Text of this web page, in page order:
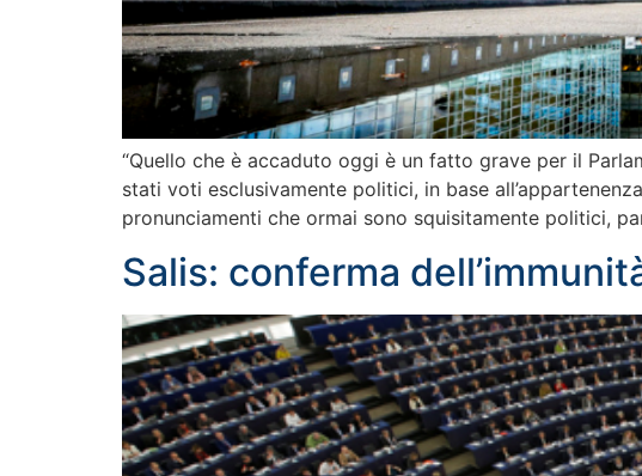
“Quello che è accaduto oggi è un fatto grave per il
stati voti esclusivamente politici, in base
pronunciamenti che ormai sono squisitamente politici,
Salis: conferma